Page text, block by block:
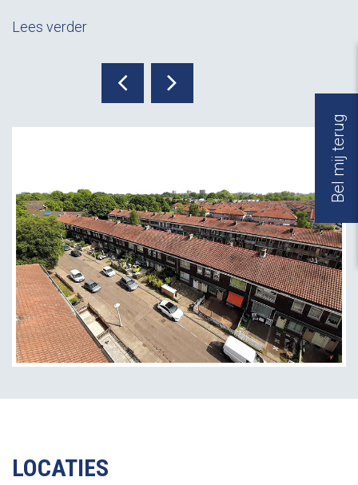
Bel mij terug
Lees verder
LOCATIES